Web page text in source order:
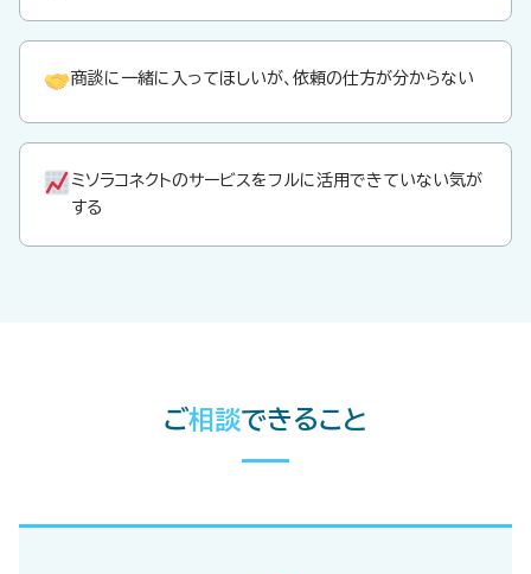
商談に一緒に入ってほしいが、依頼の仕方が分からない
ミソラコネクトのサービスをフルに活用できていない気が
する
ご相談できること